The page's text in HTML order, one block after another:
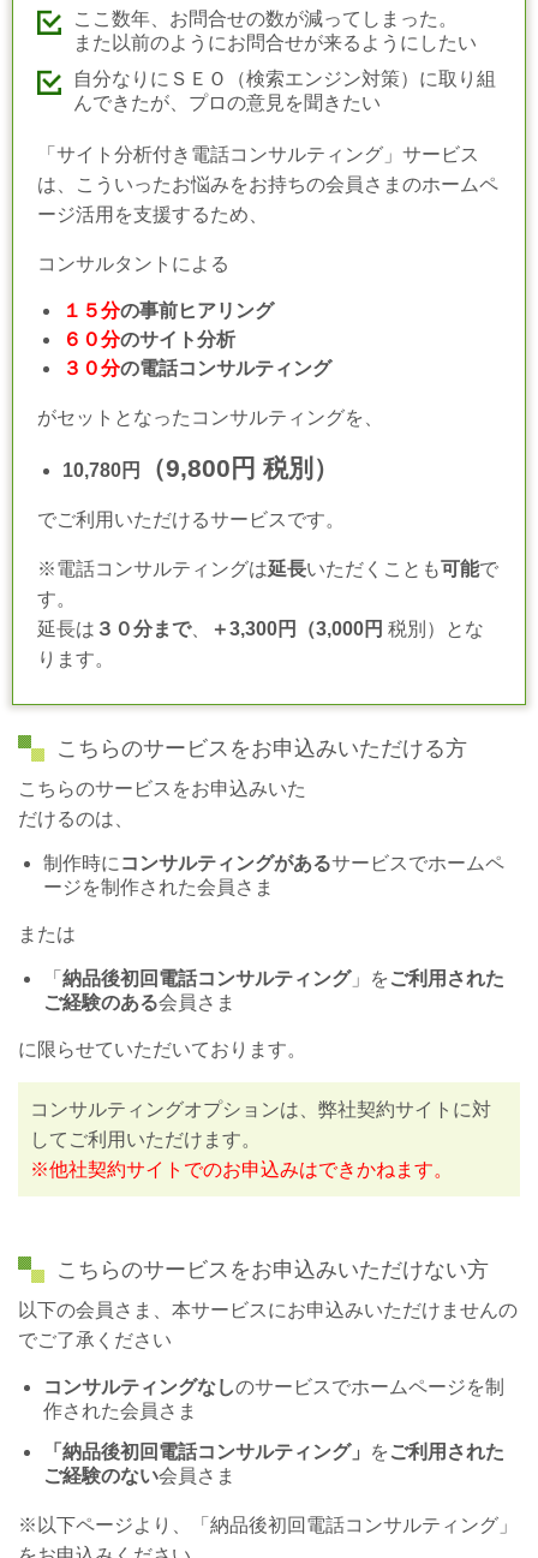
ここ数年、お問合せの数が減ってしまった。
また以前のようにお問合せが来るようにしたい
自分なりにＳＥＯ（検索エンジン対策）に取り組
んできたが、プロの意見を聞きたい
「 サイト分析付き電話コンサルティング 」サービス
は、こういったお悩みをお持ちの会員さまのホームペ
ージ活用を支援するため、
コンサルタントによる
１５分の事前ヒアリング
６０分のサイト分析
３０分の電話コンサルティング
がセットとなったコンサルティングを、
10,780円 （9,800円 税別）
でご利用いただけるサービスです。
※電話コンサルティングは延長いただくことも可能で
す。
延長は ３０分まで、 ＋3,300円（3,000円 税別）とな
ります。
こちらのサービスをお申込みいただける方
こちらのサービスをお申込みいた
だけるのは、
制作時に コンサルティングがあるサービスでホームペ
ージを制作された会員さま
または
「 納品後初回電話コンサルティング」を ご利用された
ご経験のある会員さま
に限らせていただいております。
コンサルティングオプションは、弊社契約サイトに対
してご利用いただけます。
※他社契約サイトでのお申込みはできかねます。
こちらのサービスをお申込みいただけない方
以下の会員さま、本サービスにお申込みいただけませんの
でご了承ください
コンサルティングなしのサービスでホームページを制
作された会員さま
「 納品後初回電話コンサルティング」 を ご利用された
ご経験のない会員さま
※以下ページより、「納品後初回電話コンサルティング」